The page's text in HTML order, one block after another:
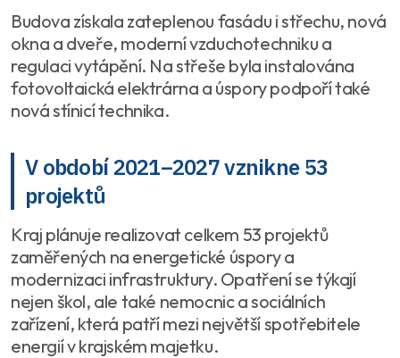
Budova získala zateplenou fasádu i střechu, nová
okna a dveře, moderní vzduchotechniku a
regulaci vytápění. Na střeše byla instalována
fotovoltaická elektrárna a úspory podpoří také
nová stínicí technika.
V období 2021–2027 vznikne 53
projektů
Kraj plánuje realizovat celkem 53 projektů
zaměřených na energetické úspory a
modernizaci infrastruktury. Opatření se týkají
nejen škol, ale také nemocnic a sociálních
zařízení, která patří mezi největší spotřebitele
energií v krajském majetku.